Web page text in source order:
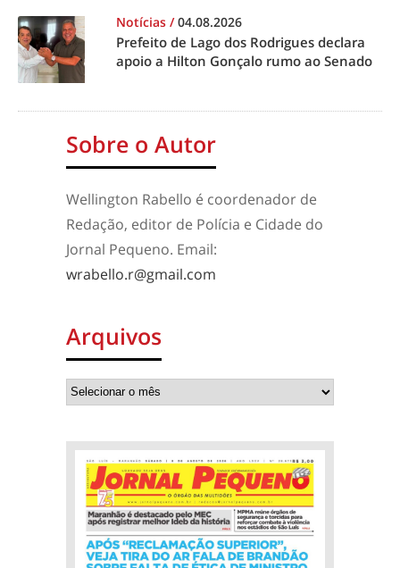
Notícias /04.08.2026
Prefeito de Lago dos Rodrigues declara
apoio a Hilton Gonçalo rumo ao Senado
Sobre o Autor
Wellington Rabello é coordenador de
Redação, editor de Polícia e Cidade do
Jornal Pequeno. Email:
wrabello.r@gmail.com
Arquivos